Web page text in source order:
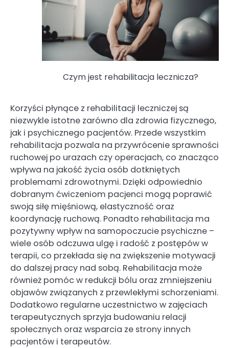
Czym jest rehabilitacja lecznicza?
Korzyści płynące z rehabilitacji leczniczej są
niezwykle istotne zarówno dla zdrowia fizycznego,
jak i psychicznego pacjentów. Przede wszystkim
rehabilitacja pozwala na przywrócenie sprawności
ruchowej po urazach czy operacjach, co znacząco
wpływa na jakość życia osób dotkniętych
problemami zdrowotnymi. Dzięki odpowiednio
dobranym ćwiczeniom pacjenci mogą poprawić
swoją siłę mięśniową, elastyczność oraz
koordynację ruchową. Ponadto rehabilitacja ma
pozytywny wpływ na samopoczucie psychiczne –
wiele osób odczuwa ulgę i radość z postępów w
terapii, co przekłada się na zwiększenie motywacji
do dalszej pracy nad sobą. Rehabilitacja może
również pomóc w redukcji bólu oraz zmniejszeniu
objawów związanych z przewlekłymi schorzeniami.
Dodatkowo regularne uczestnictwo w zajęciach
terapeutycznych sprzyja budowaniu relacji
społecznych oraz wsparcia ze strony innych
pacjentów i terapeutów.